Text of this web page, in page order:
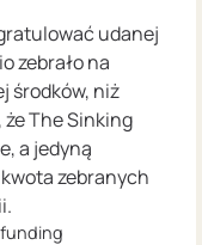
udanej
zebrało na
środków, niż
The Sinking
a jedyną
zebranych